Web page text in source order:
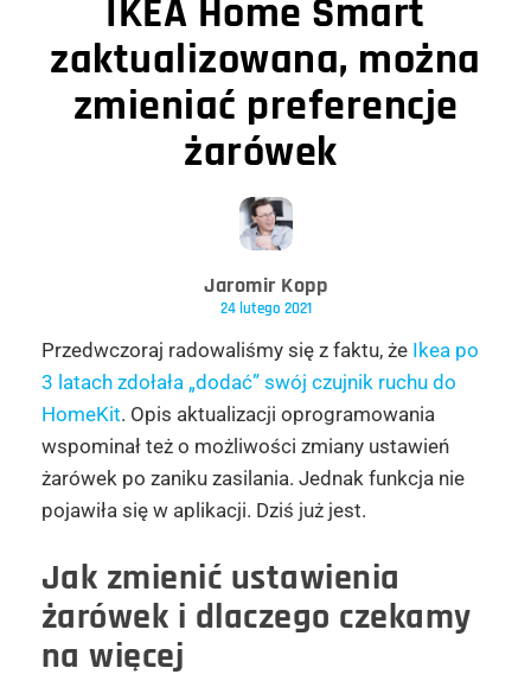
IKEA Home Smart
zaktualizowana, można
zmieniać preferencje
żarówek
Jaromir Kopp
24 lutego 2021
Przedwczoraj radowaliśmy się z faktu, że Ikea po
3 latach zdołała „dodać” swój czujnik ruchu do
HomeKit. Opis aktualizacji oprogramowania
wspominał też o możliwości zmiany ustawień
żarówek po zaniku zasilania. Jednak funkcja nie
pojawiła się w aplikacji. Dziś już jest.
Jak zmienić ustawienia
żarówek i dlaczego czekamy
na więcej